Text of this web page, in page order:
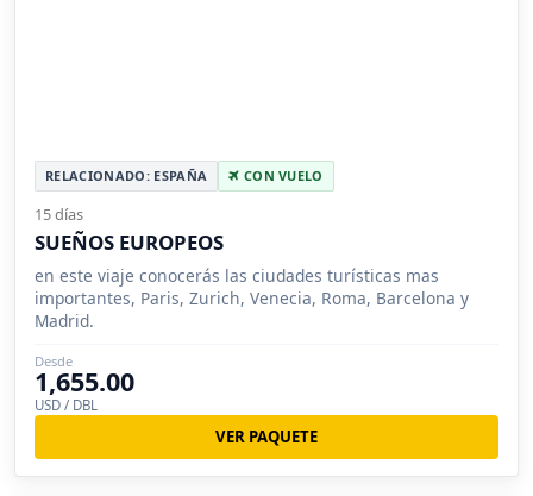
RELACIONADO: ESPAÑA CON VUELO
15 días
SUEÑOS EUROPEOS
en este viaje conocerás las ciudades turísticas mas
importantes, Paris, Zurich, Venecia, Roma, Barcelona y
Madrid.
Desde
1,655.00
USD / DBL
VER PAQUETE